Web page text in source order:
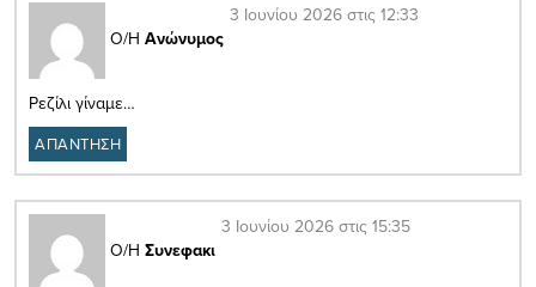
Ο/Η Ανώνυμος
3 Ιουνίου 2026 στις 12:33
Ρεζίλι γίναμε…
ΑΠΑΝΤΗΣΗ
Ο/Η Συνεφακι
3 Ιουνίου 2026 στις 15:35